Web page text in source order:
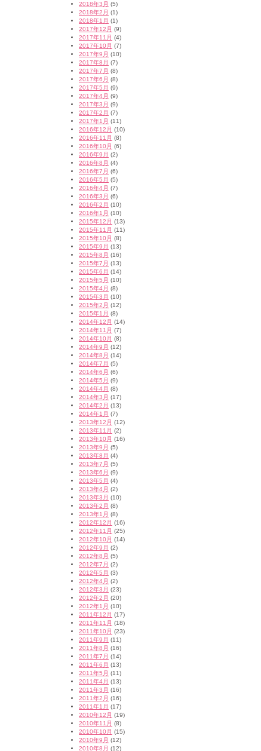
2018年3月 (5)
2018年2月 (1)
2018年1月 (1)
2017年12月 (9)
2017年11月 (4)
2017年10月 (7)
2017年9月 (10)
2017年8月 (7)
2017年7月 (8)
2017年6月 (8)
2017年5月 (9)
2017年4月 (9)
2017年3月 (9)
2017年2月 (7)
2017年1月 (11)
2016年12月 (10)
2016年11月 (8)
2016年10月 (6)
2016年9月 (2)
2016年8月 (4)
2016年7月 (6)
2016年5月 (5)
2016年4月 (7)
2016年3月 (6)
2016年2月 (10)
2016年1月 (10)
2015年12月 (13)
2015年11月 (11)
2015年10月 (8)
2015年9月 (13)
2015年8月 (16)
2015年7月 (13)
2015年6月 (14)
2015年5月 (10)
2015年4月 (8)
2015年3月 (10)
2015年2月 (12)
2015年1月 (8)
2014年12月 (14)
2014年11月 (7)
2014年10月 (8)
2014年9月 (12)
2014年8月 (14)
2014年7月 (5)
2014年6月 (6)
2014年5月 (9)
2014年4月 (8)
2014年3月 (17)
2014年2月 (13)
2014年1月 (7)
2013年12月 (12)
2013年11月 (2)
2013年10月 (16)
2013年9月 (5)
2013年8月 (4)
2013年7月 (5)
2013年6月 (9)
2013年5月 (4)
2013年4月 (2)
2013年3月 (10)
2013年2月 (8)
2013年1月 (8)
2012年12月 (16)
2012年11月 (25)
2012年10月 (14)
2012年9月 (2)
2012年8月 (5)
2012年7月 (2)
2012年5月 (3)
2012年4月 (2)
2012年3月 (23)
2012年2月 (20)
2012年1月 (10)
2011年12月 (17)
2011年11月 (18)
2011年10月 (23)
2011年9月 (11)
2011年8月 (16)
2011年7月 (14)
2011年6月 (13)
2011年5月 (11)
2011年4月 (13)
2011年3月 (16)
2011年2月 (16)
2011年1月 (17)
2010年12月 (19)
2010年11月 (8)
2010年10月 (15)
2010年9月 (12)
2010年8月 (12)